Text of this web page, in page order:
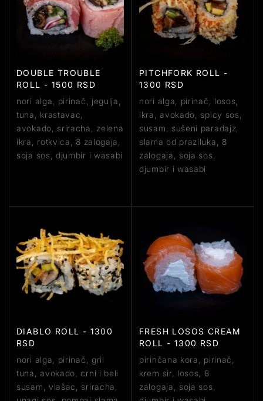
DOUBLE TROUBLE
ROLL - 1500 RSD
nori alga, pirinač, jegulja,
tuna, krastavac,
avokado, sriracha, zelena
ikra, rotkvica, 8 zalogaja,
soja sos, djumbir i wasabi
PITCHFORK ROLL -
1300 RSD
nori alga, pirinač, losos,
ikra, avokado, spicy sos,
susam, sušeni paradajz,
slama od praziluka, 8
zalogaja, soja sos,
djumbir i wasabi
DIABLO ROLL - 1300
RSD
nori alga, pirinač, gril
tuna, avokado, crni i beli
susam, vlašac, sriracha,
FRESH LOSOS CREAM
ROLL - 1300 RSD
pirinčana kora, pirinač,
krem sir, losos, 8
zalogaja, soja sos,